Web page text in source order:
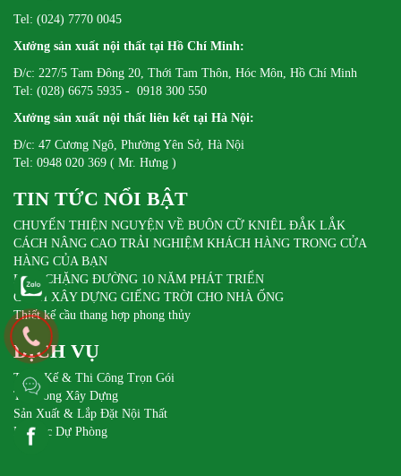
Tel: (024) 7770 0045
Xưởng sản xuất nội thất tại Hồ Chí Minh:
Đ/c: 227/5 Tam Đông 20, Thới Tam Thôn, Hóc Môn, Hồ Chí Minh
Tel: (028) 6675 5935 - 0918 300 550
Xưởng sản xuất nội thất liên kết tại Hà Nội:
Đ/c: 47 Cương Ngô, Phường Yên Sở, Hà Nội
Tel: 0948 020 369 ( Mr. Hưng )
TIN TỨC NỔI BẬT
CHUYẾN THIỆN NGUYỆN VỀ BUÔN CỮ KNIÊL ĐẮK LẮK
CÁCH NÂNG CAO TRẢI NGHIỆM KHÁCH HÀNG TRONG CỬA
HÀNG CỦA BẠN
DIFA CHẶNG ĐƯỜNG 10 NĂM PHÁT TRIỂN
CÁCH XÂY DỰNG GIẾNG TRỜI CHO NHÀ ỐNG
Thiết kế cầu thang hợp phong thủy
DỊCH VỤ
Thiết Kế & Thi Công Trọn Gói
Thi Công Xây Dựng
Sản Xuất & Lắp Đặt Nội Thất
Pin Sạc Dự Phòng